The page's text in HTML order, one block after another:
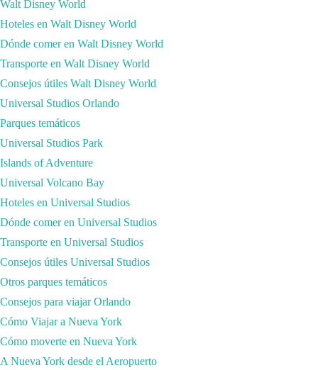
Walt Disney World
Hoteles en Walt Disney World
Dónde comer en Walt Disney World
Transporte en Walt Disney World
Consejos útiles Walt Disney World
Universal Studios Orlando
Parques temáticos
Universal Studios Park
Islands of Adventure
Universal Volcano Bay
Hoteles en Universal Studios
Dónde comer en Universal Studios
Transporte en Universal Studios
Consejos útiles Universal Studios
Otros parques temáticos
Consejos para viajar Orlando
Cómo Viajar a Nueva York
Cómo moverte en Nueva York
A Nueva York desde el Aeropuerto
Holafly, además de sus tarjetas SIM,
física. Te explico.
Una vez que contrates con HolaFly tu tarjeta eSim, la entrega de
las que para mí, son las ventajas más importantes de este nuevo sistema
Es instantáneo, no tengas miedo a vuelos o viajes de última hora. Con
No necesitas meter tarjeta. Es algo muy importante, ya que cambiar
Mantienes tu línea de Whatsapp
Atención al cliente 24/7
Y por supuesto, pagas por lo que utilizas. No hay cargos adicionales.
A continuación te facilito el enlace de las eSim por las que más nos
INTRODUCIR EL CÓDIGO: LOSVIAJESDEXUSO